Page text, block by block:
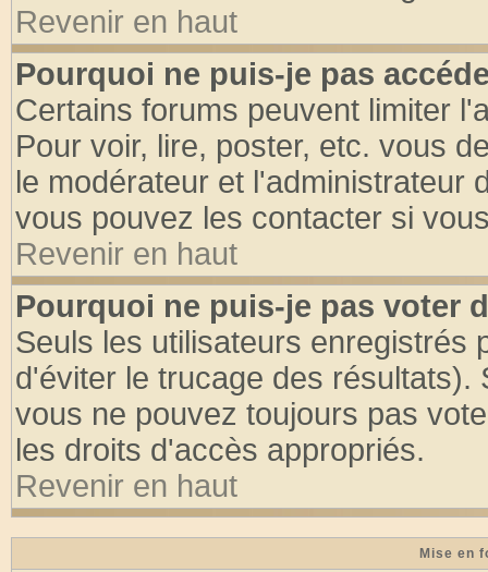
Revenir en haut
Pourquoi ne puis-je pas
Certains forums peuvent limiter
Pour voir, lire, poster, etc. vous
le modérateur et l'administrateur
vous pouvez les contacter si
Revenir en haut
Pourquoi ne puis-je pas voter
Seuls les utilisateurs enregistrés
d'éviter le trucage des
vous ne pouvez toujours pas
les droits d'accès appropriés.
Revenir en haut
Mise en